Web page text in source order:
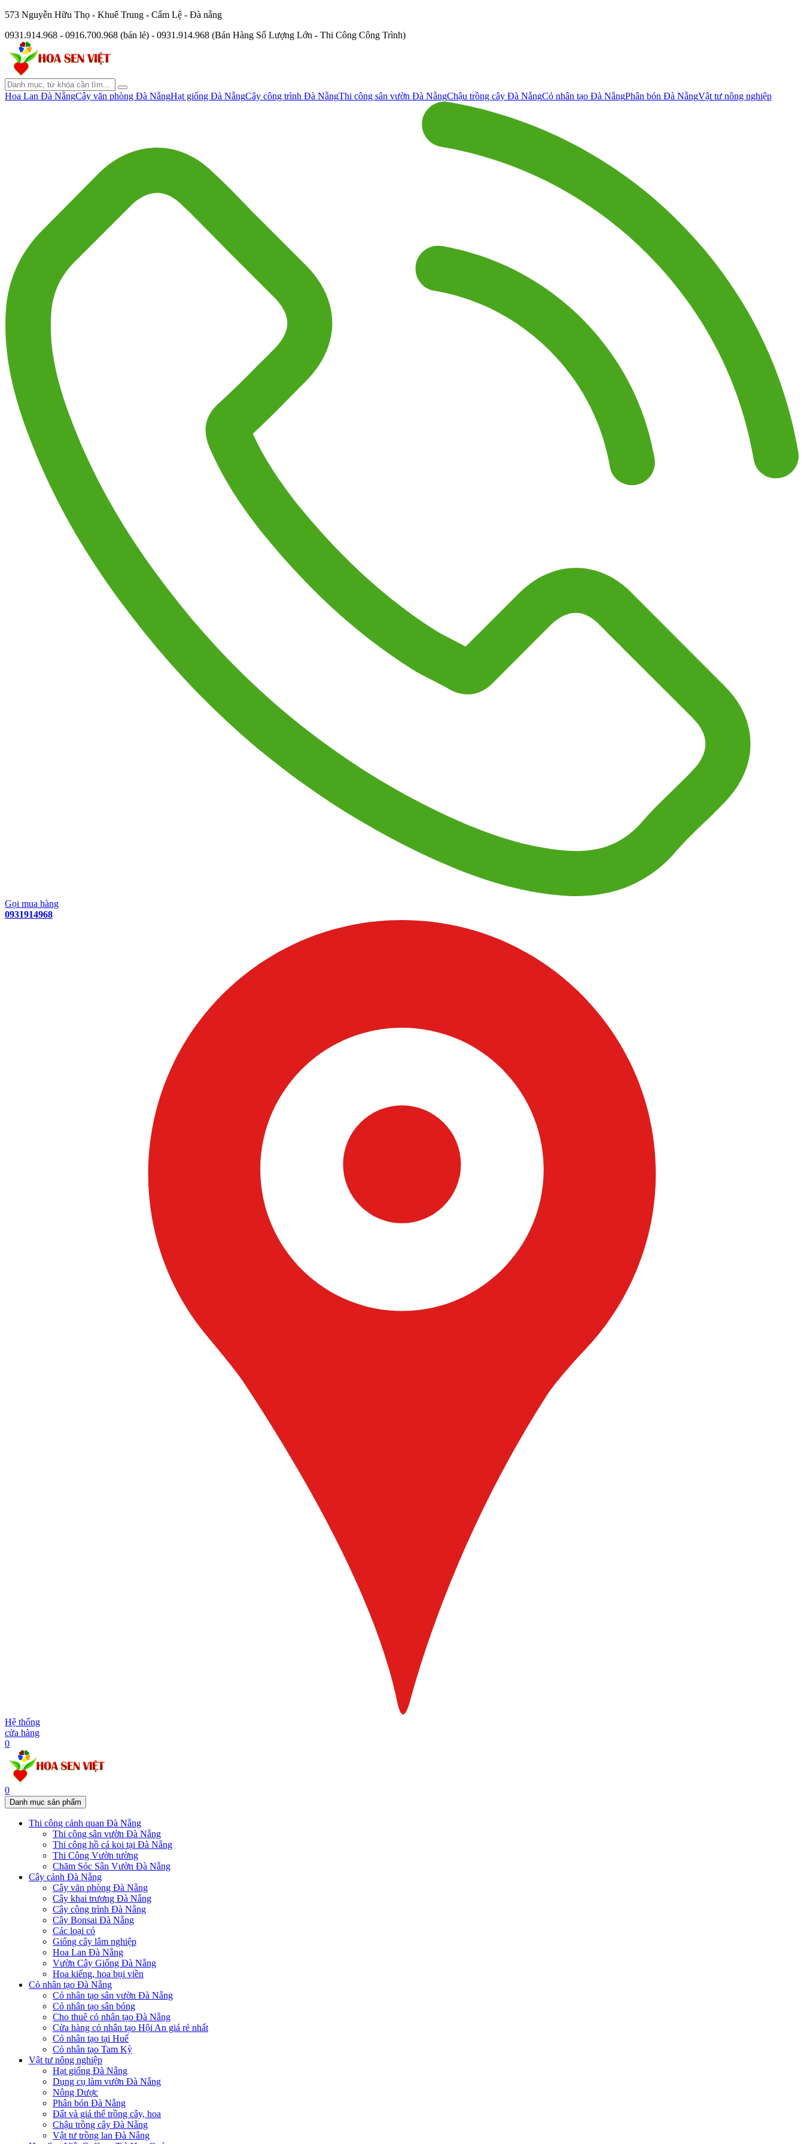
573 Nguyễn Hữu Thọ - Khuê Trung - Cẩm Lệ - Đà nẵng
0931.914.968 - 0916.700.968 (bán lẻ) - 0931.914.968 (Bán Hàng Số Lượng Lớn - Thi Công Công Trình)
Hoa Lan Đà NẵngCây văn phòng Đà NẵngHạt giống Đà NẵngCây công trình Đà NẵngThi công sân vườn Đà NẵngChậu trồng cây Đà NẵngCỏ nhân tạo Đà NẵngPhân bón Đà NẵngVật tư nông nghiệp
Gọi mua hàng
0931914968
Hệ thống
cửa hàng
0
0
Danh mục sản phẩm
Thi công cảnh quan Đà Nẵng
Thi công sân vườn Đà Nẵng
Thi công hồ cá koi tại Đà Nẵng
Thi Công Vườn tường
Chăm Sóc Sân Vườn Đà Nẵng
Cây cảnh Đà Nẵng
Cây văn phòng Đà Nẵng
Cây khai trương Đà Nẵng
Cây công trình Đà Nẵng
Cây Bonsai Đà Nẵng
Các loại cỏ
Giống cây lâm nghiệp
Hoa Lan Đà Nẵng
Vườn Cây Giống Đà Nẵng
Hoa kiểng, hoa bụi viền
Cỏ nhân tạo Đà Nẵng
Cỏ nhân tạo sân vườn Đà Nẵng
Cỏ nhân tạo sân bóng
Cho thuê cỏ nhân tạo Đà Nẵng
Cửa hàng cỏ nhân tạo Hội An giá rẻ nhất
Cỏ nhân tạo tại Huế
Cỏ nhân tạo Tam Kỳ
Vật tư nông nghiệp
Hạt giống Đà Nẵng
Dụng cụ làm vườn Đà Nẵng
Nông Dược
Phân bón Đà Nẵng
Đất và giá thể trồng cây, hoa
Chậu trồng cây Đà Nẵng
Vật tư trồng lan Đà Nẵng